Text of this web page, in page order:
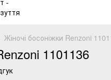
Жіночі босоніжки Renzoni
1101136